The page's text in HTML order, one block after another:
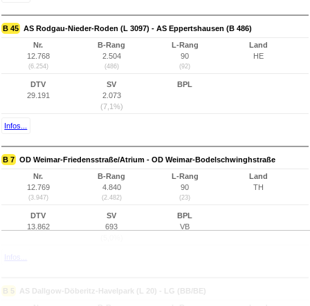
B 45 AS Rodgau-Nieder-Roden (L 3097) - AS Eppertshausen (B 486)
Nr.
12.768
(6.254)
B-Rang
2.504
(486)
L-Rang
90
(92)
Land
HE
DTV
29.191
SV
2.073
(7,1%)
BPL
Infos...
B 7 OD Weimar-Friedensstraße/Atrium - OD Weimar-Bodelschwinghstraße
Nr.
12.769
(3.947)
B-Rang
4.840
(2.482)
L-Rang
90
(23)
Land
TH
DTV
13.862
SV
693
BPL
VB
Infos...
B 5 AS Dallgow-Döberitz-Havelpark (L 20) - LG (BB/BE)